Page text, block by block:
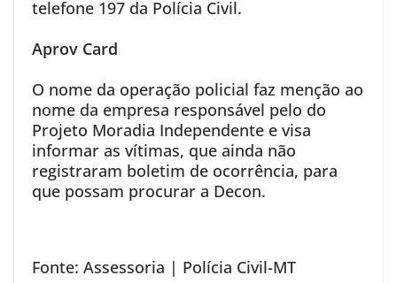
telefone 197 da Polícia Civil.
Aprov Card
O nome da operação policial faz menção ao
nome da empresa responsável pelo do
Projeto Moradia Independente e visa
informar as vítimas, que ainda não
registraram boletim de ocorrência, para
que possam procurar a Decon.
Fonte: Assessoria | Polícia Civil-MT